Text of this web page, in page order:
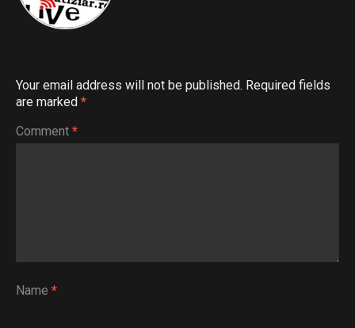
Your email address will not be published. Required fields
are marked *
Comment *
Name *